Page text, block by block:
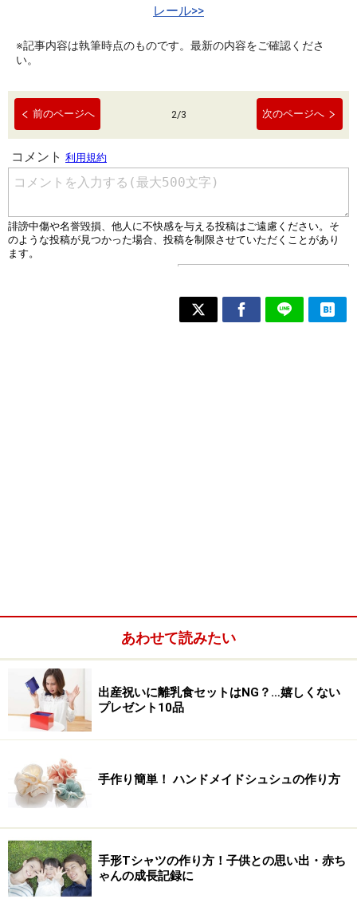
レール>>
※記事内容は執筆時点のものです。最新の内容をご確認くださ
い。
前のページへ 2/3 次のページへ
あわせて読みたい
出産祝いに離乳食セットはNG？…嬉しくない
プレゼント10品
手作り簡単！ ハンドメイドシュシュの作り方
手形Tシャツの作り方！子供との思い出・赤ち
ゃんの成長記録に